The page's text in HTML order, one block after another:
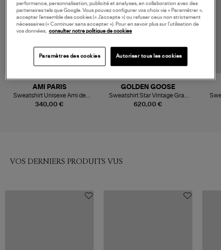
340,00 €
AMI PARIS
Sweatshirt Unisexe Ami de
Cœur Gris Cendre Chiné
620,00 €
GOLDEN GOOSE
Sweatshirt Star Vintage Gray
Melange
VOS DERNIERS PRODUITS VUS
performance, personnalisation, publicité et analyses, en collaboration avec des
partenaires tels que Google. Vous pouvez configurer vos choix via « Paramétrer »,
accepter l’ensemble des cookies (« J’accepte ») ou refuser ceux non strictement
nécessaires (« Continuer sans accepter »). Pour en savoir plus sur l’utilisation de
vos données,
consulter notre politique de cookies
Paramètres des cookies Autoriser tous les cookies